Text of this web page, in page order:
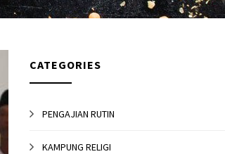
CATEGORIES
PENGAJIAN RUTIN
KAMPUNG RELIGI